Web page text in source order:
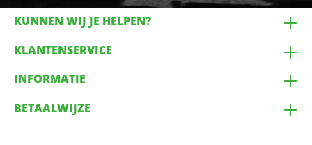
KUNNEN WIJ JE HELPEN?
KLANTENSERVICE
INFORMATIE
BETAALWIJZE